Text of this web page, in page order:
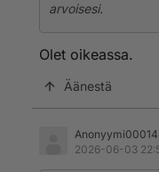
arvoisesi.
Olet oikeassa.
Äänestä
Anonyymi00014
2026-06-03